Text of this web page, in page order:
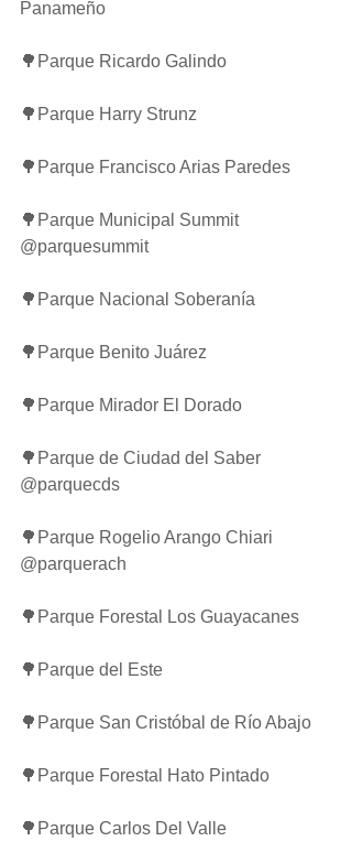
Panameño
🌳Parque Ricardo Galindo
🌳Parque Harry Strunz
🌳Parque Francisco Arias Paredes
🌳Parque Municipal Summit
@parquesummit
🌳Parque Nacional Soberanía
🌳Parque Benito Juárez
🌳Parque Mirador El Dorado
🌳Parque de Ciudad del Saber
@parquecds
🌳Parque Rogelio Arango Chiari
@parquerach
🌳Parque Forestal Los Guayacanes
🌳Parque del Este
🌳Parque San Cristóbal de Río Abajo
🌳Parque Forestal Hato Pintado
🌳Parque Carlos Del Valle